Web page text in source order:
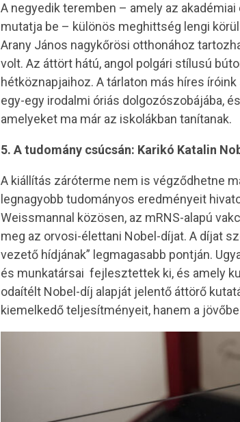
A negyedik teremben – amely az
mutatja be – különös meghittség lengi
Arany János nagykőrösi otthonához
volt. Az áttört hátú, angol polgári stílusú
hétköznapjaihoz. A tárlaton más híres
egy-egy irodalmi óriás dolgozószobájába,
amelyeket ma már az iskolákban tanítanak.
5. A tudomány csúcsán: Karikó Katalin
A kiállítás záróterme nem is végződhetne
legnagyobb tudományos eredményeit
Weissmannal közösen, az mRNS-alapú
meg az orvosi-élettani Nobel-díjat. A díjat
vezető hídjának” legmagasabb pontján.
és munkatársai fejlesztettek ki, és amely
odaítélt Nobel-díj alapját jelentő áttörő
kiemelkedő teljesítményeit, hanem a